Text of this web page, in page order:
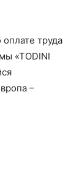
труда
«ТODINI
–